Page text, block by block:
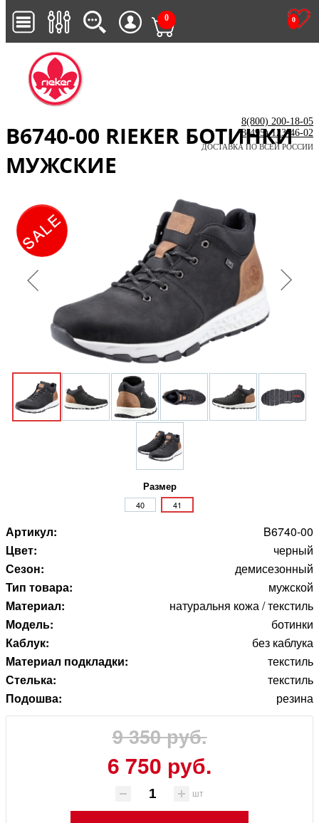
0
0
8(800) 200-18-05
8(495) 123-46-02
ДОСТАВКА ПО ВСЕЙ РОССИИ
B6740-00 RIEKER БОТИНКИ
МУЖСКИЕ
Размер
40 41
Артикул:
B6740-00
Цвет:
черный
Сезон:
демисезонный
Тип товара:
мужской
Материал:
натуральня кожа / текстиль
Модель:
ботинки
Каблук:
без каблука
Материал подкладки:
текстиль
Стелька:
текстиль
Подошва:
резина
9 350 руб.
6 750 руб.
шт